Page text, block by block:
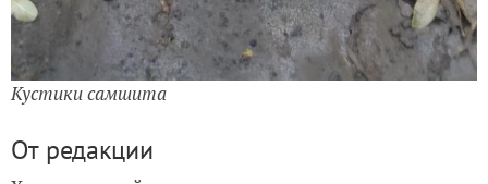
Кустики самшита
От редакции